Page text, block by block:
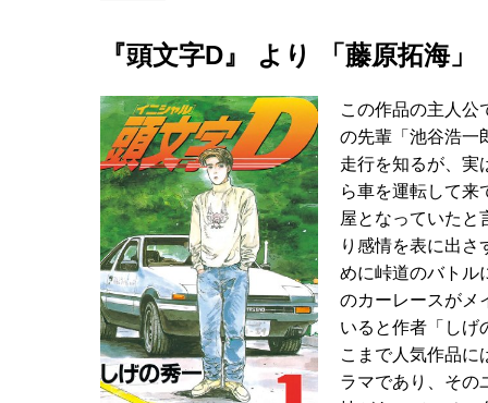
『頭文字D』 より 「藤原拓海」
この作品の主人公
の先輩「池谷浩一
走行を知るが、実
ら車を運転して来
屋となっていたと
り感情を表に出さ
めに峠道のバトル
のカーレースがメ
いると作者「しげ
こまで人気作品に
ラマであり、その